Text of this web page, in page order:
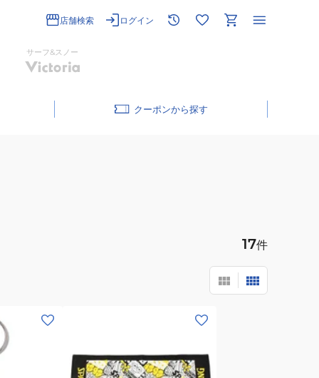
店舗検索 ログイン
サーフ&スノー
クーポン
17件